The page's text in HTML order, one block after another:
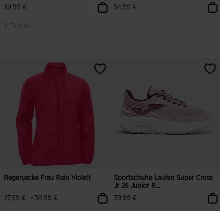
39,99 €
5 Farben
54,99 €
Regenjacke Frau Rain Violett
27,99 € - 30,99 €
Sportschuhe Laufen Super Cross
Jr 26 Junior R...
39,99 €